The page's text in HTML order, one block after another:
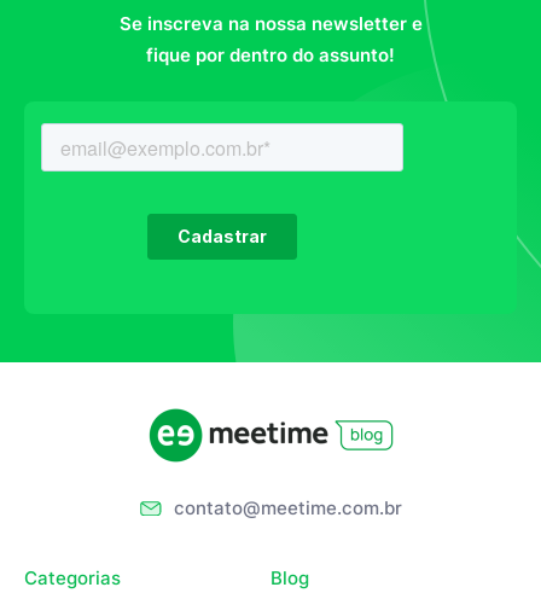
Se inscreva na nossa newsletter e
fique por dentro do assunto!
contato@meetime.com.br
Categorias Blog